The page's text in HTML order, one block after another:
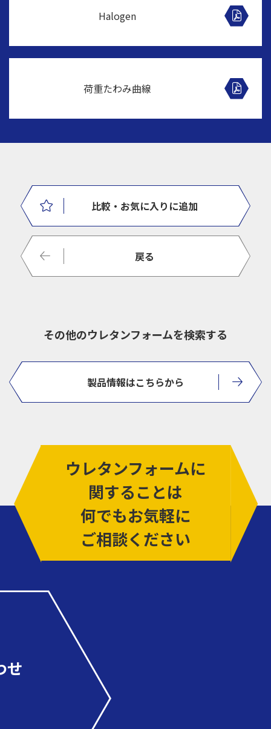
Halogen
荷重たわみ曲線
比較 ・お気に入りに追加
戻る
その他のウレタンフォームを検索する
製品情報はこちらから
ウレタンフォームに
関することは
何でもお気軽に
ご相談ください
せ